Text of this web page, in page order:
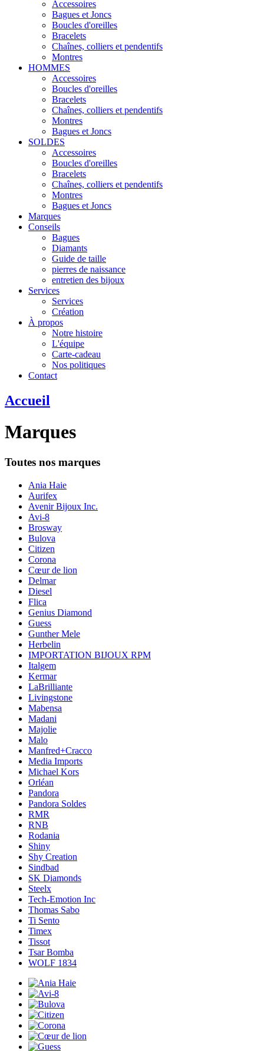
Accessoires
Bagues et Joncs
Boucles d'oreilles
Bracelets
Chaînes, colliers et pendentifs
Montres
HOMMES
Accessoires
Boucles d'oreilles
Bracelets
Chaînes, colliers et pendentifs
Montres
Bagues et Joncs
SOLDES
Accessoires
Boucles d'oreilles
Bracelets
Chaînes, colliers et pendentifs
Montres
Bagues et Joncs
Marques
Conseils
Bagues
Diamants
Guide de taille
pierres de naissance
entretien des bijoux
Services
Services
Création
À propos
Notre histoire
L'équipe
Carte-cadeau
Nos politiques
Contact
Accueil
Marques
Toutes nos marques
Ania Haie
Aurifex
Avenir Bijoux Inc.
Avi-8
Brosway
Bulova
Citizen
Corona
Cœur de lion
Delmar
Diesel
Flica
Genius Diamond
Guess
Gunther Mele
Herbelin
IMPORTATION BIJOUX RPM
Italgem
Kermar
LaBrilliante
Livingstone
Mabensa
Madani
Majolie
Malo
Manfred+Cracco
Media Imports
Michael Kors
Orléan
Pandora
Pandora Soldes
RMR
RNB
Rodania
Shiny
Shy Creation
Sindbad
SK Diamonds
Steelx
Tech-Emotion Inc
Thomas Sabo
Ti Sento
Timex
Tissot
Tsar Bomba
WOLF 1834